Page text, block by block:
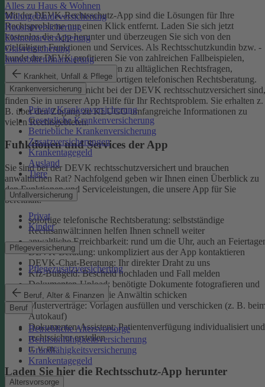
Alles zu Haus & Wohnen
Wohngebäudeversicherung
Hausratversicherung
Elementarversicherung
Glasversicherung
Immobilienfinanzierung
Krankheit, Unfall & Pflege
Krankenversicherung
Private Krankenversicherung
Gesetzliche Krankenversicherung
Betriebliche Krankenversicherung
Zusatzversicherungen
Krankentagegeld
Ausland
Tiere
Unfallversicherung
Privat
Kinder
Pflegeversicherung
Pflegezusatzversicherung
Beruf, Alter & Finanzen
Beruf
Betriebliche Altersvorsorge
Berufsunfähigkeitsversicherung
Grundfähigkeitsversicherung
Krankentagegeld
Altersvorsorge
Mit der DEVK-Rechtsschutz-App sind die Lösungen für Ihre
Rechtsprobleme nur einen Klick entfernt. Laden Sie sich jetzt
kostenlos die App herunter und überzeugen Sie sich von den
vielfältigen Funktionen und Services. Als Rechtsschutzkundin bzw. -
kunde der DEVK profitieren Sie von zahlreichen Fallbeispielen,
informativen Ratgeberbeiträgen zu alltäglichen Rechtsfragen,
Musterverträgen und einer sofortigen telefonischen Rechtsberatung.
Aber auch, wenn Sie nicht bei der DEVK rechtsschutzversichert sind,
finden Sie in unserer App Hilfe für Ihr Rechtsproblem. Sie erhalten z.
B. über den Zugang zu KLUGO umfangreiche Informationen zu
vielen Rechtsgebieten.
Funktionen und Services der App
Sie sind bei der DEVK rechtsschutzversichert und brauchen
anwaltlichen Rat? Nachfolgend geben wir Ihnen einen Überblick zu
den Funktionen und Serviceleistungen, die unsere App für Sie
bereithält:
sofortige telefonische Rechtsberatung: selbstständige
Rechtsanwält:innen helfen Ihnen schnell weiter
anwaltliche Erreichbarkeit: rund um die Uhr, auch an
DEVK-Beratung: unkompliziert aus der App kontaktieren
DEVK-Chat-Beratung: Ihr direkter Draht zu uns
Kfz-Bußgeld: Bescheid hochladen und Fall melden
Dokumenten-Upload: benötigte Dokumente fotografieren und
an den Anwalt oder die Anwältin schicken
Musterverträge: Vorlagen ausfüllen und verschicken (z. B.
Autokauf)
Dokumenten-Assistent: Patientenverfügung individualisiert und
rechtssicher erstellen
u. v. m.
Laden Sie hier die Rechtsschutz-App herunter